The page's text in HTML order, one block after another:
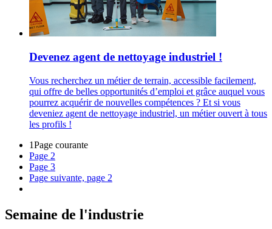
Devenez agent de nettoyage industriel !
Vous recherchez un métier de terrain, accessible facilement,
qui offre de belles opportunités d’emploi et grâce auquel vous
pourrez acquérir de nouvelles compétences ? Et si vous
deveniez agent de nettoyage industriel, un métier ouvert à tous
les profils !
1Page courante
Page 2
Page 3
Page suivante, page 2
Semaine de l'industrie